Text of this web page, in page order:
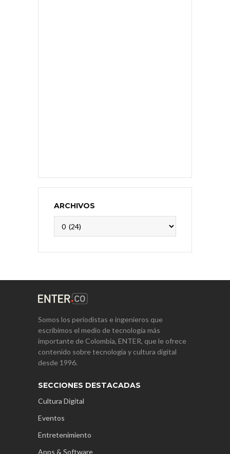
ARCHIVOS
Somos los periodistas e ingenieros que
escribimos el medio de tecnología más
importante de Colombia, ENTER, que le ofrece
contenido sobre tecnología y cultura digital
desde 1996.
SECCIONES DESTACADAS
Cultura Digital
Eventos
Entretenimiento
Apps & Software